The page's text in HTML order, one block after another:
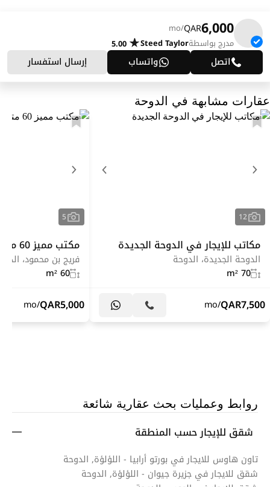
6,000
QAR
/mo
مدرج بواسطةSteed Taylor
5.00
اتصل واتساب إرسال استفسار
عقارات مشابهة في الدوحة
12
مكاتب للإيجار في الدوحة الجديدة
الدوحة الجديدة، الدوحة
70 m²
7,500
QAR
/mo
5
مكتب مميز 60 متر مربع | بن محمود
فريج بن محمود،
60 m²
5,000
QAR
/mo
روابط وعمليات بحث عقارية شائعة
شقق للإيجار حسب المنطقة
تاون هاوس للايجار في بورتو أرابيا - اللؤلؤة, الدوحة
شقق للايجار في جزيرة جيوان - اللؤلؤة, الدوحة